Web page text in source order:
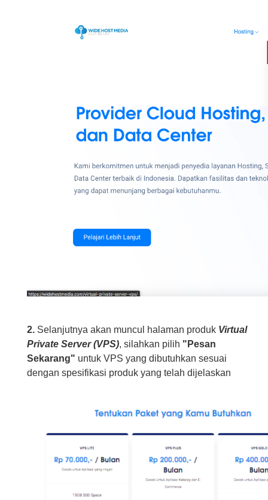
2. Selanjutnya akan muncul halaman produk Virtual
Private Server (VPS), silahkan pilih "Pesan
Sekarang" untuk VPS yang dibutuhkan sesuai
dengan spesifikasi produk yang telah dijelaskan